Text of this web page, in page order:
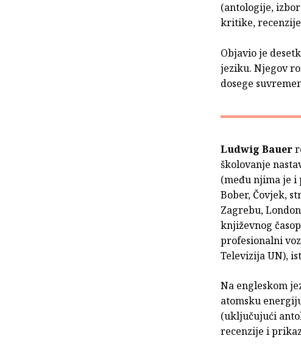
(antologije,
kritike,
Objavio je
jeziku. Njegov
dosege
Ludwig Bauer
školovanje
(među njima je
Bober, Čovjek,
Zagrebu,
književnog
profesionalni
Televizija UN),
Na engleskom
atomsku
(uključujući
recenzije i